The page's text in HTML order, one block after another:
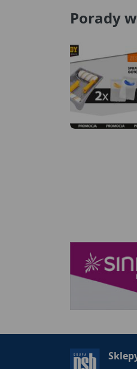
Porady